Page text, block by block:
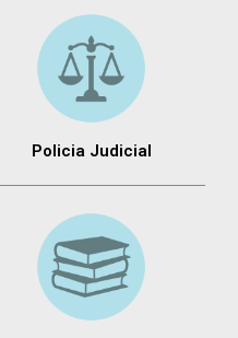
Policia Judicial